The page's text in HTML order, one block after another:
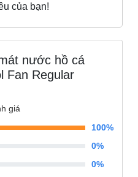
của bạn!
nước hồ cá
Fan Regular
giá
100%
0%
0%